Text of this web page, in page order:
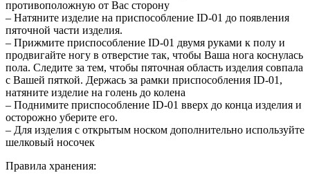
противоположную от Вас сторону
– Натяните изделие на приспособление ID-01 до появления
пяточной части изделия.
– Прижмите приспособление ID-01 двумя руками к полу и
продвигайте ногу в отверстие так, чтобы Ваша нога коснулась
пола. Следите за тем, чтобы пяточная область изделия совпала
с Вашей пяткой. Держась за рамки приспособления ID-01,
натяните изделие на голень до колена
– Поднимите приспособление ID-01 вверх до конца изделия и
осторожно уберите его.
– Для изделия с открытым носком дополнительно используйте
шелковый носочек
Правила хранения: